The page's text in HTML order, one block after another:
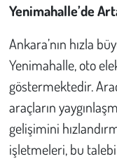
Yenimahalle’de
Ankara’nın hızla
Yenimahalle, oto
göstermektedir.
araçların
gelişimini
işletmeleri, bu